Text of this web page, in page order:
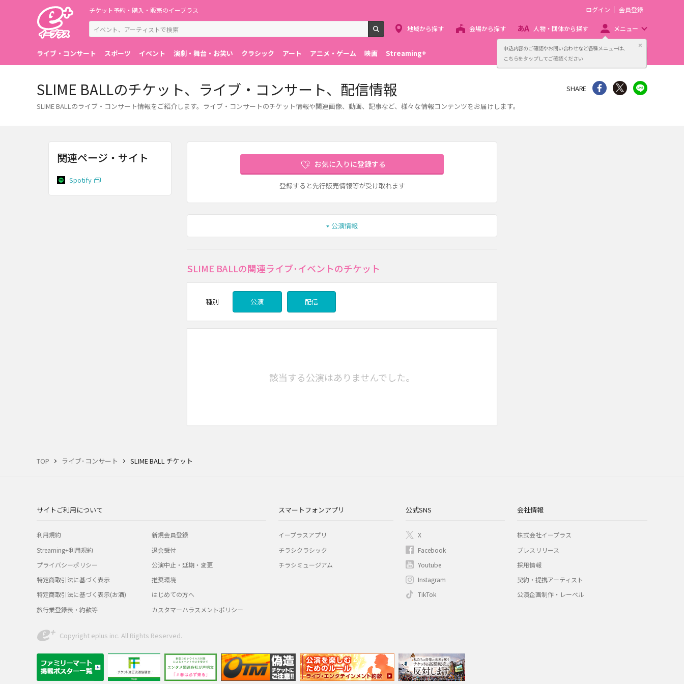
申込内容のご確認やお問い合わせなど各種メニューは、
こちらをタップしてご確認ください
閉じる
チケット予約・購入・販売のイープラス
検索
ログイン 会員登録
地域から探す 会場から探す 人物・団体から探す メニュー
ライブ・コンサート スポーツ イベント 演劇・舞台・お笑い クラシック アート アニメ・ゲーム 映画 Streaming+ 主催者向け販売サービス
TOP ライブ･コンサート SLIME BALL チケット
SLIME BALLのチケット、ライブ・コンサート、配信情報
SLIME BALLのライブ・コンサート情報をご紹介します。ライブ・コンサートのチケット情報や関連画像、動画、記事など、様々な情報コンテンツをお届けします。
SHARE シェア Twitter
お気に入りに登録する
登録すると先行販売情報等が受け取れます
公演情報
SLIME BALLの関連ライブ･イベントのチケット
種別 公演 配信
該当する公演はありませんでした。
関連ページ・サイト
Spotify
サイトご利用について
利用規約
Streaming+利用規約
プライバシーポリシー
特定商取引法に基づく表示
特定商取引法に基づく表示(お酒)
旅行業登録表・約款等
新規会員登録
退会受付
公演中止・延期・変更
推奨環境
はじめての方へ
カスタマーハラスメントポリシー
スマートフォンアプリ
イープラスアプリ
チラシクラシック
チラシミュージアム
公式SNS
X
Facebook
Youtube
Instagram
TikTok
会社情報
株式会社イープラス
プレスリリース
採用情報
契約・提携アーティスト
公演企画制作・レーベル
Copyright eplus inc. All Rights Reserved.